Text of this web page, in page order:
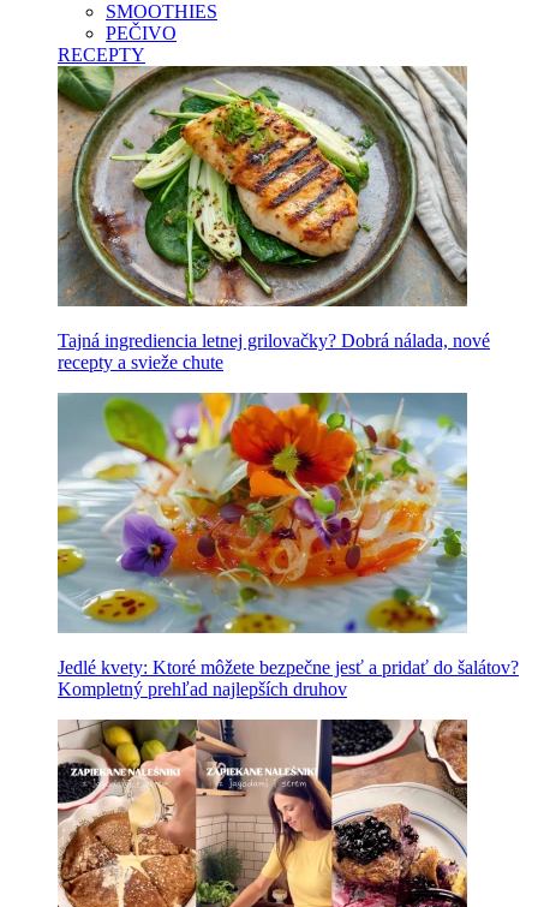
SMOOTHIES
PEČIVO
RECEPTY
Tajná ingrediencia letnej grilovačky? Dobrá nálada, nové
recepty a svieže chute
Jedlé kvety: Ktoré môžete bezpečne jesť a pridať do šalátov?
Kompletný prehľad najlepších druhov